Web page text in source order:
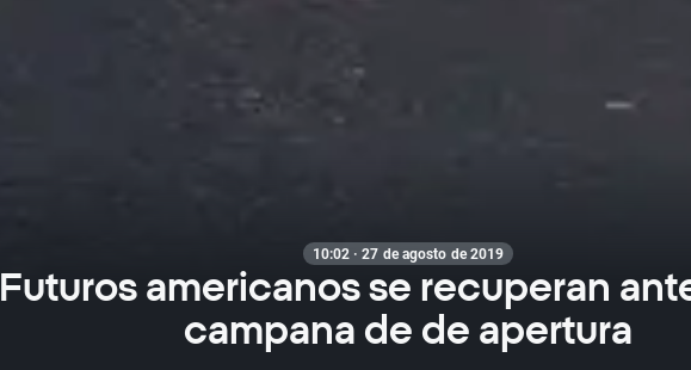
10:02 · 27 de agosto de 2019
Futuros americanos se recuperan
campana de de apertura